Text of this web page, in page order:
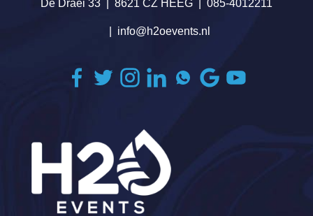
De Draei 33 8621 CZ HEEG 085-4012211
info@h2oevents.nl